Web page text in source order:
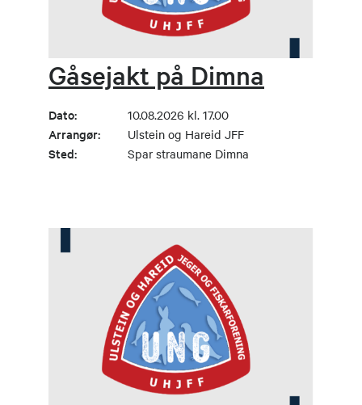
Gåsejakt på Dimna
Dato: 10.08.2026 kl. 17.00
Arrangør: Ulstein og Hareid JFF
Sted: Spar straumane Dimna